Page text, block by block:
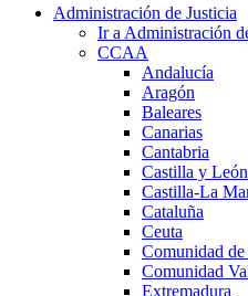
Administración de Justicia
Ir a Administración
CCAA
Andalucía
Aragón
Baleares
Canarias
Cantabria
Castilla y León
Castilla-La
Cataluña
Ceuta
Comunidad
Comunidad
Extremadura